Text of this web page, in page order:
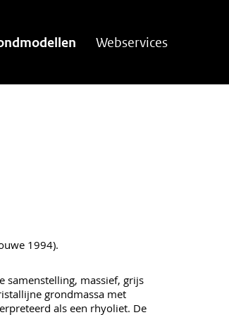
Webservices
1994).
samenstelling, massief, grijs
grondmassa met
als een rhyoliet. De